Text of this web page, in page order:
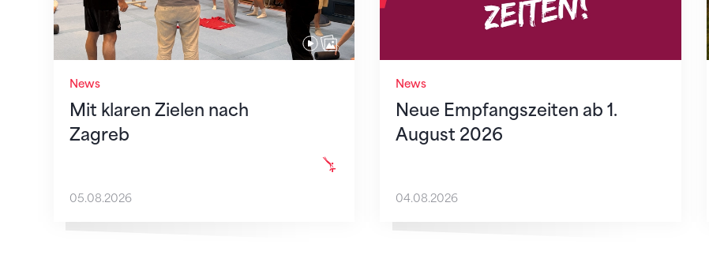
News
Mit klaren Zielen nach
Zagreb
05.08.2026
News
Neue Empfangszeiten ab 1.
August 2026
04.08.2026